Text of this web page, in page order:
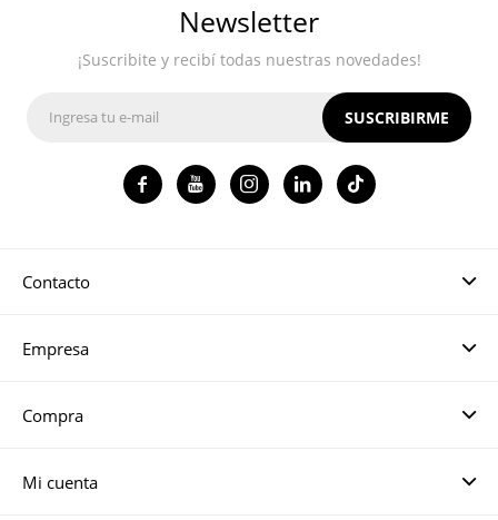
Contacto
Empresa
Compra
Mi cuenta
Newsletter
¡Suscribite y recibí todas nuestras novedades!
SUSCRIBIRME
   